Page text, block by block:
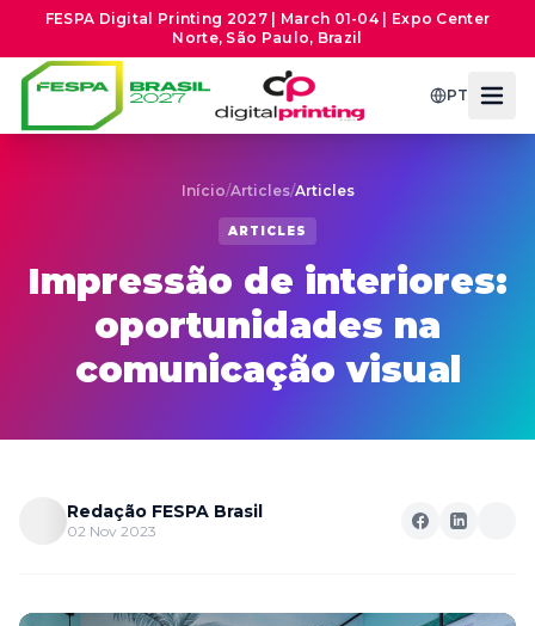
FESPA Digital Printing 2027 | March 01-04 | Expo Center
Norte, São Paulo, Brazil
PT
Início/Articles/Articles
ARTICLES
Impressão de interiores:
oportunidades na
comunicação visual
Redação FESPA Brasil
02 Nov 2023